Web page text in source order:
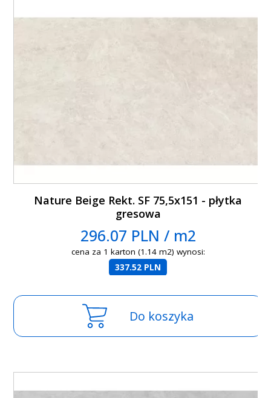
Nature Beige Rekt. SF 75,5x151 - płytka
gresowa
296.07 PLN / m2
cena za 1 karton (1.14 m2) wynosi:
337.52 PLN
Do koszyka